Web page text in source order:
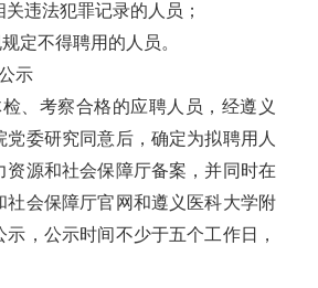
违法犯罪记录的人员；
定不得聘用的人员。
示
、考察合格的应聘人员，经遵义
党委研究同意后，确定为拟聘用人
资源和社会保障厅备案，并同时在
社会保障厅官网和遵义医科大学附
示，公示时间不少于五个工作日，